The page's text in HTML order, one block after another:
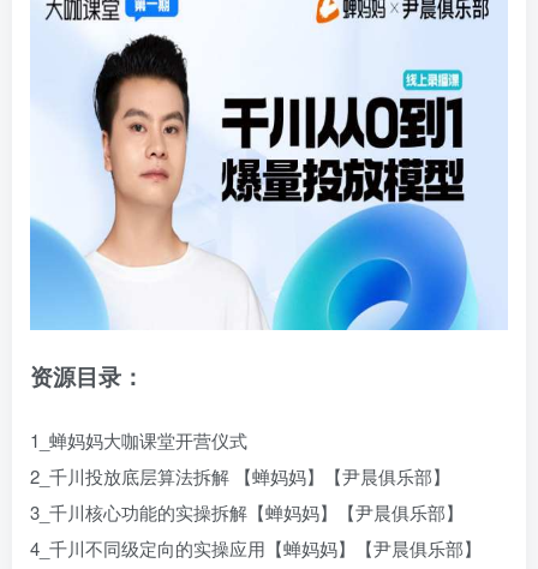
资源目录：
1_蝉妈妈大咖课堂开营仪式
2_千川投放底层算法拆解 【蝉妈妈】【尹晨俱乐部】
3_千川核心功能的实操拆解【蝉妈妈】【尹晨俱乐部】
4_千川不同级定向的实操应用【蝉妈妈】【尹晨俱乐部】